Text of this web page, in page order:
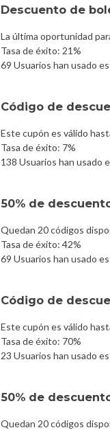
Descuento de
La última oportunidad
Tasa de éxito: 21%
69 Usuarios han usado
Código de
Este cupón es válido
Tasa de éxito: 7%
138 Usuarios han usado
50% de
Quedan 20 códigos
Tasa de éxito: 42%
69 Usuarios han usado
Código de
Este cupón es válido
Tasa de éxito: 70%
23 Usuarios han usado
50% de
Quedan 20 códigos